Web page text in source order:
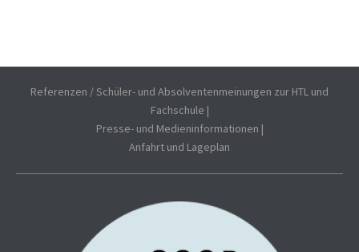
Referenzen / Schüler- und Absolventenmeinungen zur HTL und
Fachschule |
Presse- und Medieninformationen |
Anfahrt und Lageplan